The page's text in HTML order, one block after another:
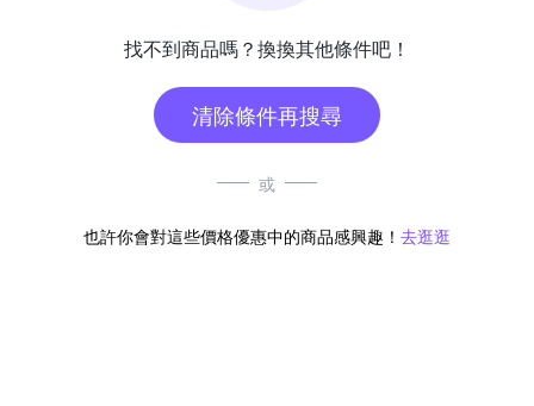
找不到商品嗎？換換其他條件吧！
清除條件再搜尋
或
也許你會對這些價格優惠中的商品感興趣！ 去逛逛